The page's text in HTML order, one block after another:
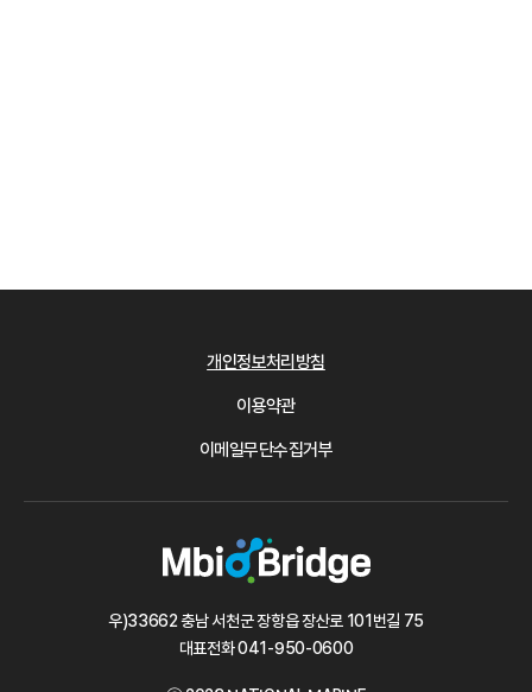
개인정보처리방침
이용약관
이메일무단수집거부
우)33662 충남 서천군 장항읍 장산로 101번길 75
대표전화041-950-0600